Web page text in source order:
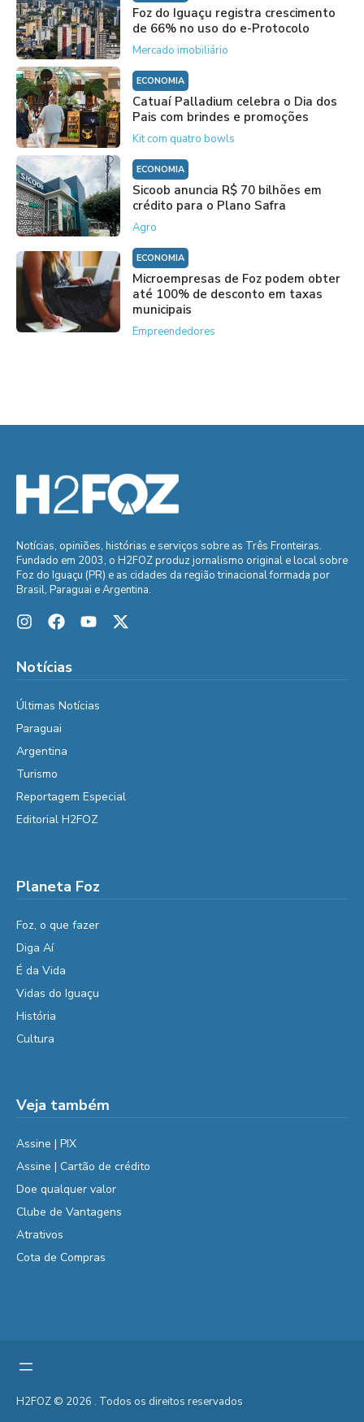
Foz do Iguaçu registra crescimento
de 66% no uso do e-Protocolo
Mercado imobiliário
ECONOMIA
Catuaí Palladium celebra o Dia dos
Pais com brindes e promoções
Kit com quatro bowls
ECONOMIA
Sicoob anuncia R$ 70 bilhões em
crédito para o Plano Safra
Agro
ECONOMIA
Microempresas de Foz podem obter
até 100% de desconto em taxas
municipais
Empreendedores
Notícias, opiniões, histórias e serviços sobre as Três Fronteiras.
Fundado em 2003, o H2FOZ produz jornalismo original e local sobre
Foz do Iguaçu (PR) e as cidades da região trinacional formada por
Brasil, Paraguai e Argentina.
Notícias
Últimas Notícias
Paraguai
Argentina
Turismo
Reportagem Especial
Editorial H2FOZ
Planeta Foz
Foz, o que fazer
Diga Aí
É da Vida
Vidas do Iguaçu
História
Cultura
Veja também
Assine | PIX
Assine | Cartão de crédito
Doe qualquer valor
Clube de Vantagens
Atrativos
Cota de Compras
H2FOZ © 2026 . Todos os direitos reservados